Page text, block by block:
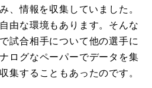
、情報を収集していました。
由な環境もあります。そんな
試合相手について他の選手に
ログなペーパーでデータを集
集することもあったのです。